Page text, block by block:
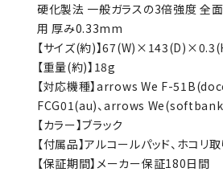
硬化製法 一般ガラスの3倍強度 全
用 厚み0.33mm
【サイズ(約)】
【重量(約)】18g
【対応機種】arrows We F-
FCG01(au)、arrows
【カラー】ブラック
【付属品】アルコールパッド、ホコリ
【保証期間】メーカー保証180日間